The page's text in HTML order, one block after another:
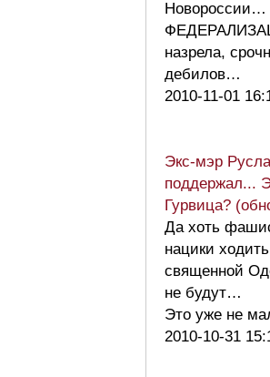
Новороссии…
назрела,
дебилов…
2010-11-01
Экс-мэр
поддержал...
Гурвица?
Да хоть
нацики
священной
не будут…
Это уже не
2010-10-31